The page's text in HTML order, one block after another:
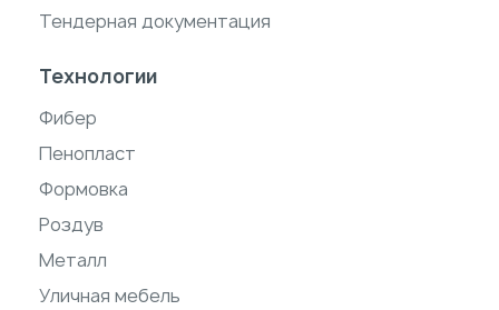
Тендерная документация
Технологии
Фибер
Пенопласт
Формовка
Роздув
Металл
Уличная мебель